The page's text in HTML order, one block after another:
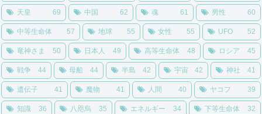
天皇 69 中国 62 魂 61 男性 60
中等生命体 57 地球 55 女性 55 UFO 52
竜神さま 50 日本人 49 高等生命体 48 ロシア 45
戦争 44 母船 44 半島 42 宇宙 42 神社 41
遺伝子 41 魔物 41 人間 40 ヤコフ 39
知識 36 八咫烏 35 エネルギー 34 下等生命体 32